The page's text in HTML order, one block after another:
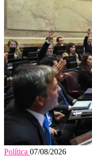
Política 07/08/2026